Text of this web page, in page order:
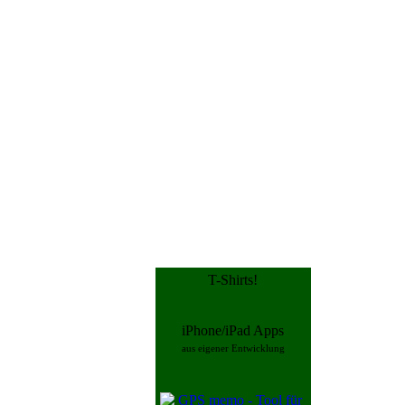
T-Shirts!
iPhone/iPad Apps
aus eigener Entwicklung